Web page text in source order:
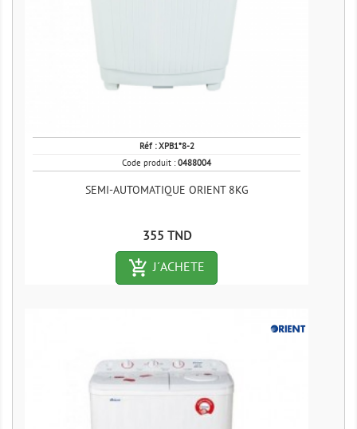
Réf :XPB1*8-2
Code produit :0488004
SEMI-AUTOMATIQUE ORIENT 8KG
Prix
355 TND
add_shopping_cart-outlined
J´ACHETE